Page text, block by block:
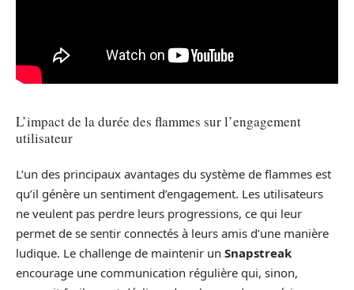
L’impact de la durée des flammes sur l’engagement
utilisateur
L’un des principaux avantages du système de flammes est
qu’il génère un sentiment d’engagement. Les utilisateurs
ne veulent pas perdre leurs progressions, ce qui leur
permet de se sentir connectés à leurs amis d’une manière
ludique. Le challenge de maintenir un Snapstreak
encourage une communication régulière qui, sinon,